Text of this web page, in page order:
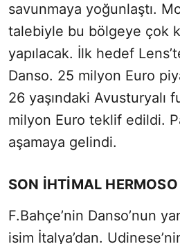
savunmaya yoğunlaştı.
talebiyle bu bölgeye çok
yapılacak. İlk hedef
Danso. 25 milyon Euro
26 yaşındaki Avusturyalı
milyon Euro teklif edildi.
aşamaya gelindi.
SON İHTİMAL HERMOSO
F.Bahçe’nin Danso’nun
isim İtalya’dan.